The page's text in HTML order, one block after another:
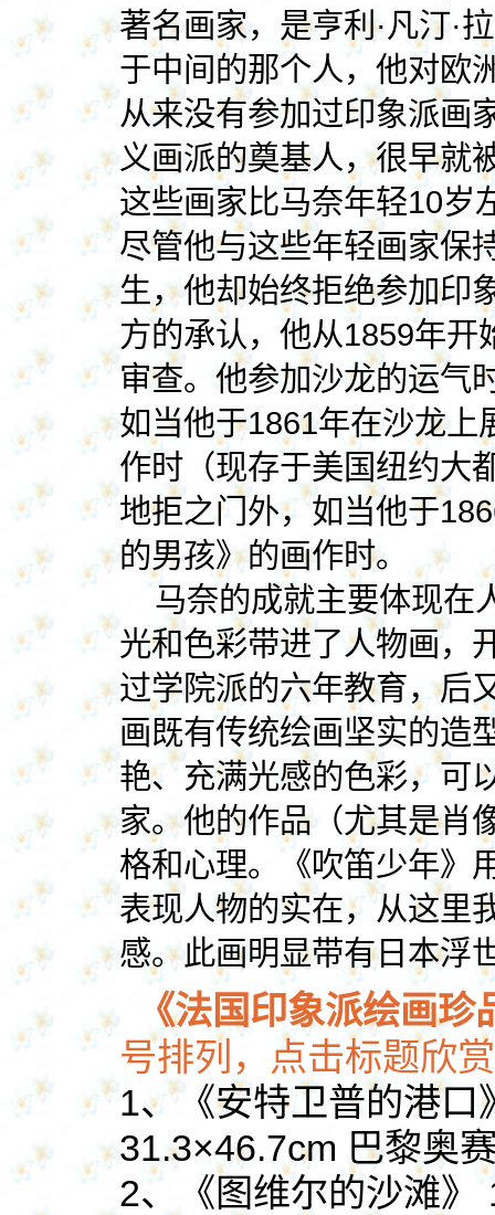
著名画家，是亨利·凡汀·
于中间的那个人，他对欧
从来没有参加过印象派画
义画派的奠基人，很早就
这些画家比马奈年轻10岁
尽管他与这些年轻画家保
生，他却始终拒绝参加印
方的承认，他从1859年
审查。他参加沙龙的运气
如当他于1861年在沙龙上
作时（现存于美国纽约大
地拒之门外，如当他于
的男孩》的画作时。
马奈的成就主要体现在
光和色彩带进了人物画，
过学院派的六年教育，后
画既有传统绘画坚实的造
艳、充满光感的色彩，可
家。他的作品（尤其是肖
格和心理。《吹笛少年》
表现人物的实在，从这里
感。此画明显带有日本浮
《法国印象派绘画
号排列，点击标题欣
1、《安特卫普的港口
31.3×46.7cm 巴黎奥
2、
《图维尔的沙滩》